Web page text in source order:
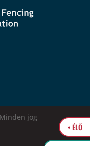
jog
• ÉLŐ